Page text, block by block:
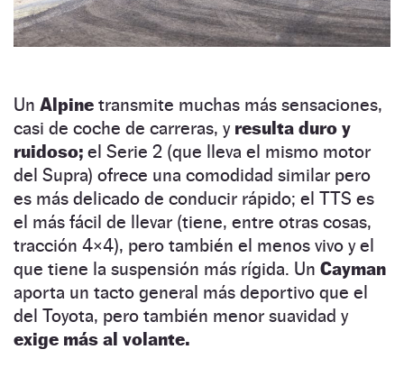
Un Alpine transmite muchas más sensaciones,
casi de coche de carreras, y resulta duro y
ruidoso; el Serie 2 (que lleva el mismo motor
del Supra) ofrece una comodidad similar pero
es más delicado de conducir rápido; el TTS es
el más fácil de llevar (tiene, entre otras cosas,
tracción 4×4), pero también el menos vivo y el
que tiene la suspensión más rígida. Un Cayman
aporta un tacto general más deportivo que el
del Toyota, pero también menor suavidad y
exige más al volante.